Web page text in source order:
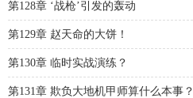
第128章 ‘战枪’引发的轰动
第129章 赵天命的大饼！
第130章 临时实战演练？
第131章 欺负大地机甲师算什么本事？